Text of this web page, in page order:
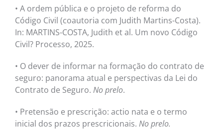
• A ordem pública e o projeto de reforma do
Código Civil (coautoria com Judith Martins-Costa).
In: MARTINS-COSTA, Judith et al. Um novo Código
Civil? Processo, 2025.
• O dever de informar na formação do contrato de
seguro: panorama atual e perspectivas da Lei do
Contrato de Seguro. No prelo.
• Pretensão e prescrição: actio nata e o termo
inicial dos prazos prescricionais. No prelo.